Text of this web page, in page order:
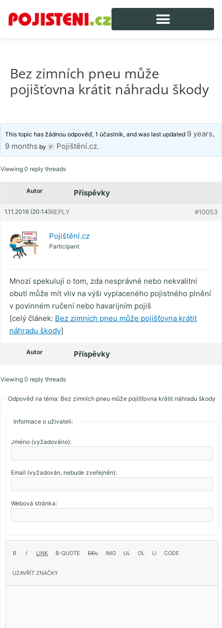
Bez zimních pneu může
pojišťovna krátit náhradu škody
This topic has žádnou odpověď, 1 účastník, and was last updated 9 years,
9 months by Pojištění.cz.
Viewing 0 reply threads
Autor Příspěvky
1.11.2016 (20:14) #10053
REPLY
Pojištění.cz
Participant
Mnozí spekulují o tom, zda nesprávné nebo nekvalitní
obutí může mít vliv na výši vyplaceného pojistného plnění
v povinném ručení nebo havarijním pojiš
[celý článek: Bez zimních pneu může pojišťovna krátit
náhradu škody]
Autor Příspěvky
Viewing 0 reply threads
Odpověď na téma: Bez zimních pneu může pojišťovna krátit náhradu škody
Informace o uživateli:
Jméno (vyžadováno):
Email (vyžadován, nebude zveřejněn):
Webová stránka: